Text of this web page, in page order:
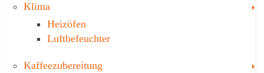
Klima
Heizöfen
Luftbefeuchter
Kaffee­zubereitung